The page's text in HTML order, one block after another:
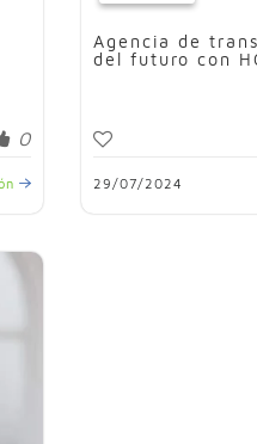
0
Agencia de
del futuro con
29/07/2024